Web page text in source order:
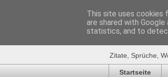
Zitat-
Zitate, Sprüche,
Startseite
This site uses cookies
are shared with
statistics, and to